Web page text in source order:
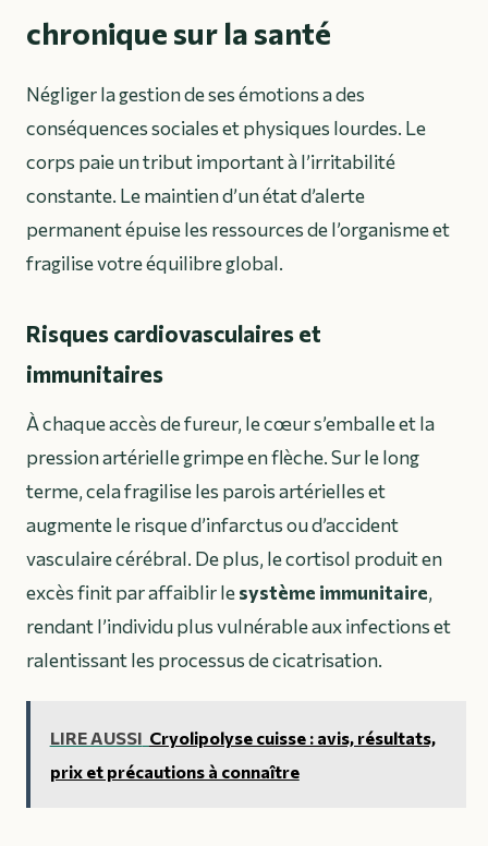
chronique sur la santé
Négliger la gestion de ses émotions a des
conséquences sociales et physiques lourdes. Le
corps paie un tribut important à l’irritabilité
constante. Le maintien d’un état d’alerte
permanent épuise les ressources de l’organisme et
fragilise votre équilibre global.
Risques cardiovasculaires et
immunitaires
À chaque accès de fureur, le cœur s’emballe et la
pression artérielle grimpe en flèche. Sur le long
terme, cela fragilise les parois artérielles et
augmente le risque d’infarctus ou d’accident
vasculaire cérébral. De plus, le cortisol produit en
excès finit par affaiblir lesystème immunitaire,
rendant l’individu plus vulnérable aux infections et
ralentissant les processus de cicatrisation.
LIRE AUSSI Cryolipolyse cuisse : avis, résultats,
prix et précautions à connaître